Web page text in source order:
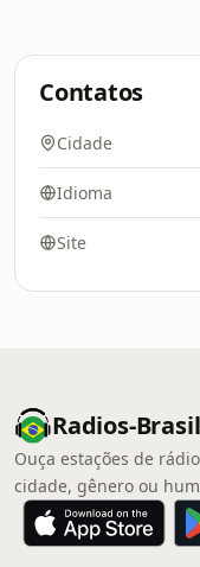
Contatos
Cidade
Idioma
Site
Radios-
Ouça estações de
cidade, gênero ou